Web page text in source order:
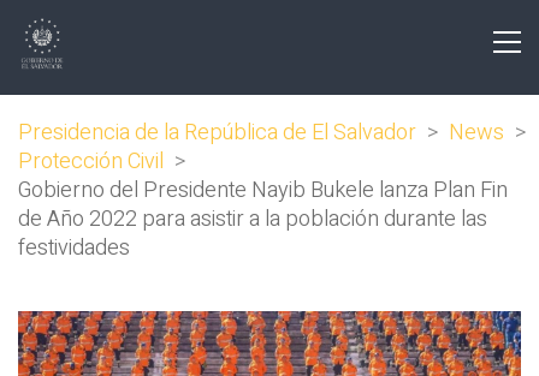
Presidencia de la República de El Salvador > News >
Protección Civil >
Gobierno del Presidente Nayib Bukele lanza Plan Fin
de Año 2022 para asistir a la población durante las
festividades